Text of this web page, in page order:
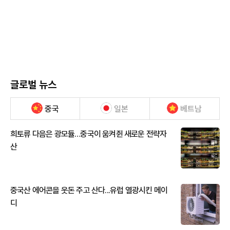
글로벌 뉴스
중국 일본 베트남
희토류 다음은 광모듈…중국이 움켜쥔 새로운 전략자
산
중국산 에어콘을 웃돈 주고 산다...유럽 열광시킨 메이
디